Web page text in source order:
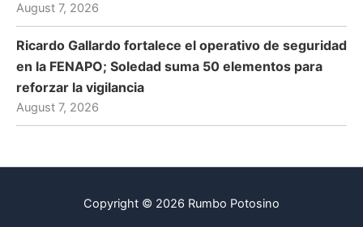
August 7, 2026
Ricardo Gallardo fortalece el operativo de seguridad
en la FENAPO; Soledad suma 50 elementos para
reforzar la vigilancia
August 7, 2026
Copyright © 2026 Rumbo Potosino